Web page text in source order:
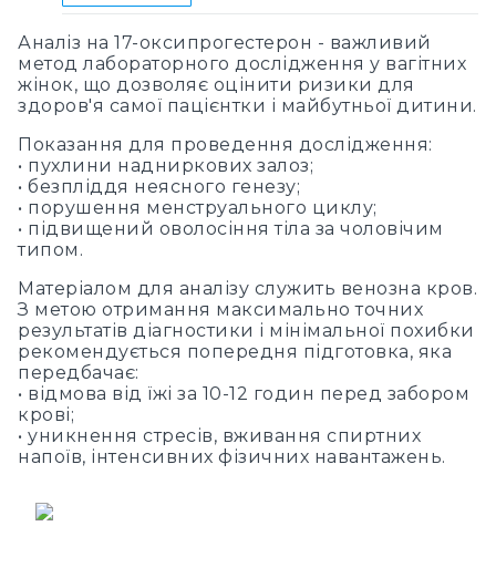
Аналіз на 17-оксипрогестерон - важливий
метод лабораторного дослідження у вагітних
жінок, що дозволяє оцінити ризики для
здоров'я самої пацієнтки і майбутньої дитини.
Показання для проведення дослідження:
• пухлини надниркових залоз;
• безпліддя неясного генезу;
• порушення менструального циклу;
• підвищений оволосіння тіла за чоловічим
типом.
Матеріалом для аналізу служить венозна кров.
З метою отримання максимально точних
результатів діагностики і мінімальної похибки
рекомендується попередня підготовка, яка
передбачає:
• відмова від їжі за 10-12 годин перед забором
крові;
• уникнення стресів, вживання спиртних
напоїв, інтенсивних фізичних навантажень.